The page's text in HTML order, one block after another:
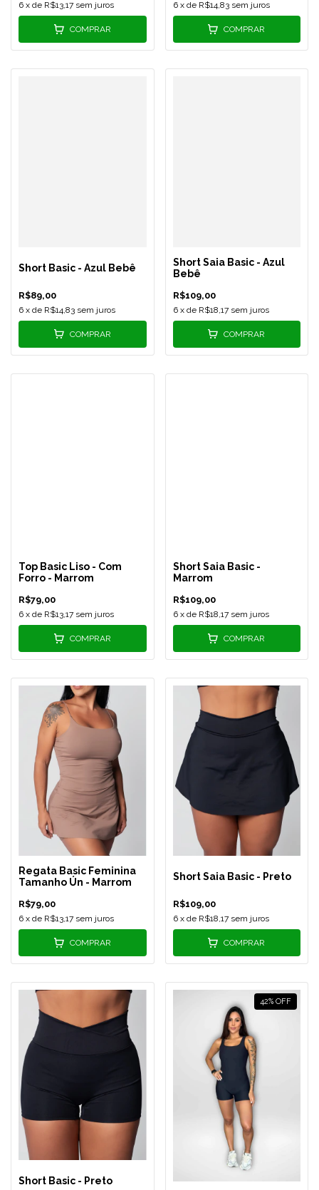
6 x de R$13,17 sem juros
COMPRAR
6 x de R$14,83 sem juros
COMPRAR
Short Basic - Azul Bebê
R$89,00
6 x de R$14,83 sem juros
COMPRAR
Short Saia Basic - Azul
Bebê
R$109,00
6 x de R$18,17 sem juros
COMPRAR
Top Basic Liso - Com
Forro - Marrom
R$79,00
6 x de R$13,17 sem juros
COMPRAR
Short Saia Basic -
Marrom
R$109,00
6 x de R$18,17 sem juros
COMPRAR
Regata Basic Feminina
Tamanho Ún - Marrom
R$79,00
6 x de R$13,17 sem juros
COMPRAR
Short Saia Basic - Preto
R$109,00
6 x de R$18,17 sem juros
COMPRAR
Short Basic - Preto
42% OFF